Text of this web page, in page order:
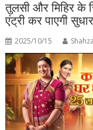
तुलसी और मिहिर के
एंट्री कर पाएगी
2025/10/15